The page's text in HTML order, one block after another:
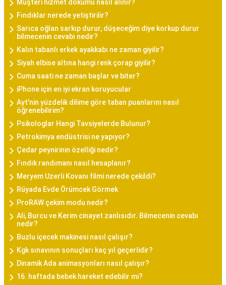
Müşteri hizmet dökümü nasıl alınır?
Fındıklar nerede yetiştirilir?
Sarıca oğlan sarkıp durur, düşeceğim diye korkup durur
bilmecenin cevabı nedir?
Kalın tabanlı erkek ayakkabı ne zaman giyilir?
Siyah elbise altına hangi renk çorap giyilir?
Cuma saati ne zaman başlar ve biter?
iPhone için en iyi ekran koruyucular
Ayt'nin yüzdelik dilime göre taban puanlarını nasıl
öğrenebilirim?
Psikologlar Hangi Tavsiyelerde Bulunur?
Petrokimya endüstrisi ne yapıyor?
Çedar peynirinin özelliği nedir?
Fındık randımanı nasıl hesaplanır?
Meryem Uzerli Kovanı filmi nerede çekildi?
Rüyada Evde Örümcek Görmek
ProRAW çekim modu nedir?
Ali, Burcu ve Kerim cinayet zanlısıdır. Bilmecenin cevabı
nedir?
Buzlu içecek makinesi nasıl çalışır?
Kgk sınavının sonuçları kaç yıl geçerlidir?
Dinamik Ada animasyonları nasıl çalışır?
16. haftada bebek hareket edebilir mi?